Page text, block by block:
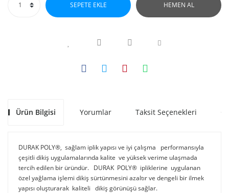
SEPETE EKLE HEMEN AL
Ürün Bilgisi Yorumlar Taksit Seçenekleri
DURAK POLY®, sağlam iplik yapısı ve iyi çalışma performansıyla
çeşitli dikiş uygulamalarında kalite ve yüksek verime ulaşmada
tercih edilen bir üründür. DURAK POLY® ipliklerine uygulanan
özel yağlama işlemi dikiş sürtünmesini azaltır ve dengeli bir ilmek
yapısı oluşturarak kaliteli dikiş görünüşü sağlar.